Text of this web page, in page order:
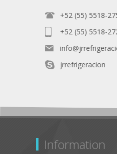
+52 (55) 5518-
+52 (55) 5518-
jrrefrigeracion
Information